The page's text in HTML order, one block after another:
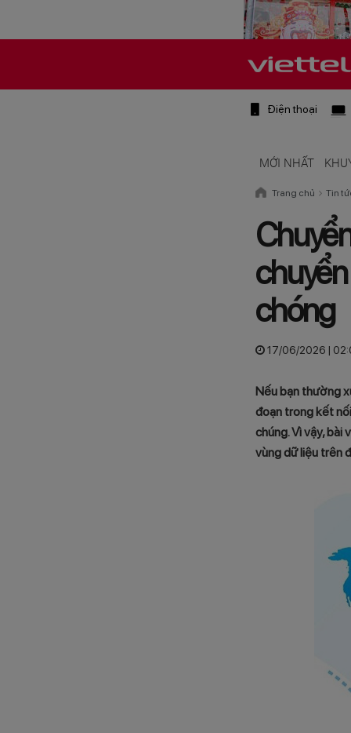
Điện thoại
MỚI NHẤT
Trang chủ Tin
chóng
17/06/2026 |
Nếu bạn thường
đoạn trong kết
chúng. Vì vậy,
vùng dữ liệu trên